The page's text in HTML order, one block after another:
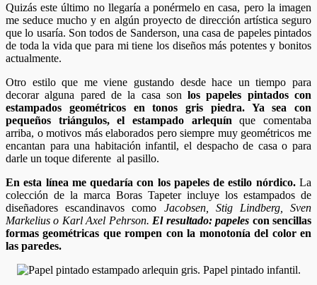
Quizás este último no llegaría a ponérmelo en casa, pero la imagen
me seduce mucho y en algún proyecto de dirección artística seguro
que lo usaría. Son todos de Sanderson, una casa de papeles pintados
de toda la vida que para mi tiene los diseños más potentes y bonitos
actualmente.
Otro estilo que me viene gustando desde hace un tiempo para
decorar alguna pared de la casa sonlos papeles pintados con
estampados geométricos en tonos gris piedra. Ya sea con
pequeños triángulos, el estampado arlequín que comentaba
arriba, o motivos más elaborados pero siempre muy geométricos me
encantan para una habitación infantil, el despacho de casa o para
darle un toque diferente al pasillo.
En esta línea me quedaría con los papeles de estilo nórdico.La
colección de la marca Boras Tapeter incluye los estampados de
diseñadores escandinavos como Jacobsen, Stig Lindberg, Sven
Markelius o Karl Axel Pehrson. El resultado: papeles con sencillas
formas geométricas que rompen con la monotonía del color en
las paredes.